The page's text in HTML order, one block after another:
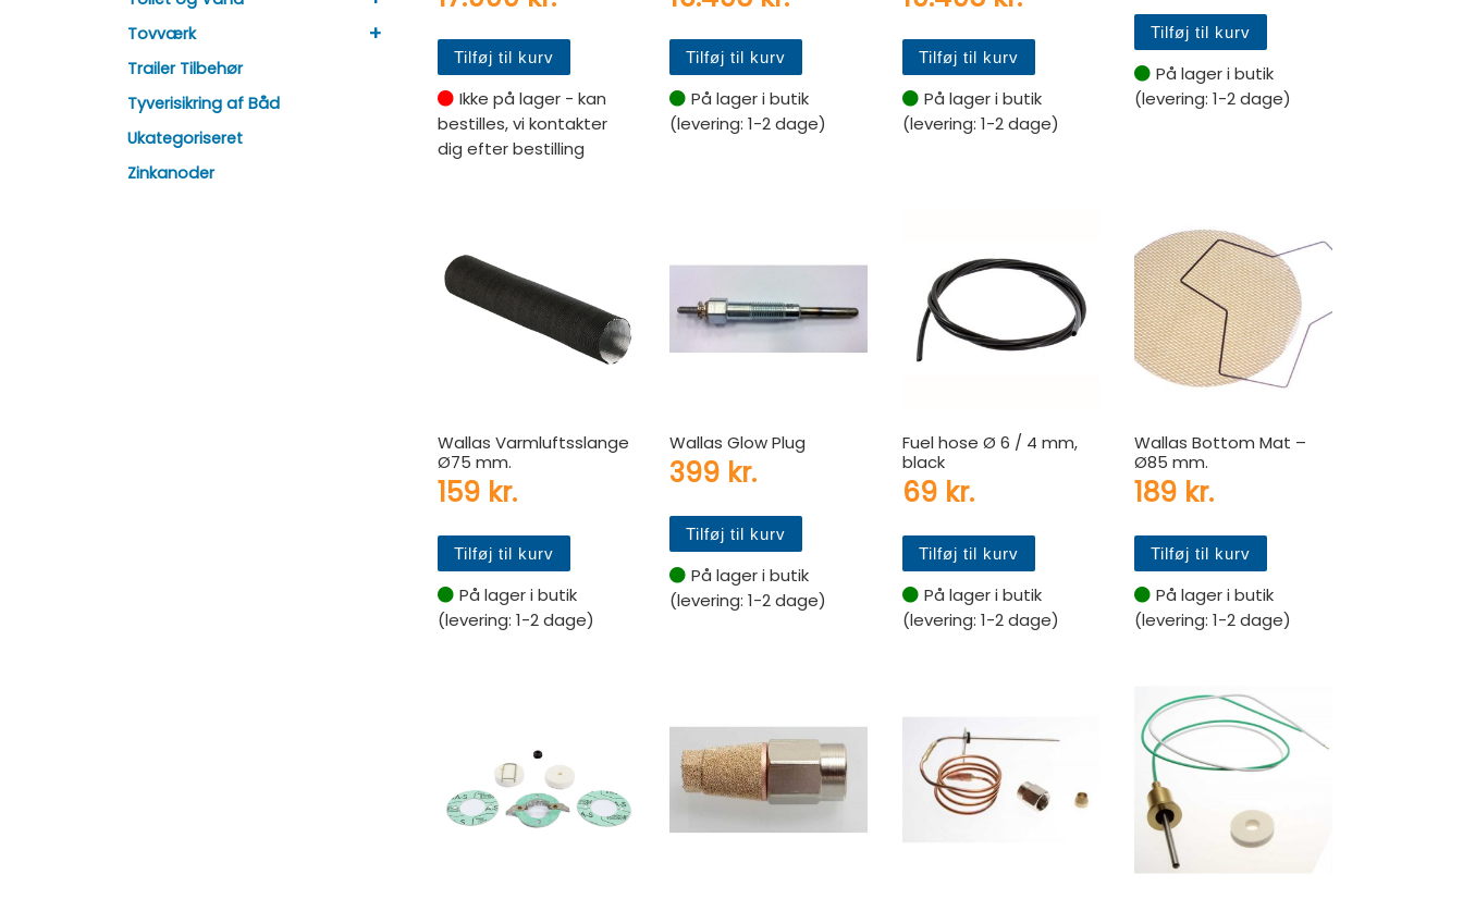
Tilføj til kurv
Ikke på lager - kan
bestilles, vi kontakter
dig efter bestilling
Tilføj til kurv
På lager i butik
(levering: 1-2 dage)
Tilføj til kurv
På lager i butik
(levering: 1-2 dage)
Tilføj til kurv
På lager i butik
(levering: 1-2 dage)
Wallas Varmluftsslange
Ø75 mm.
159 kr.
Tilføj til kurv
På lager i butik
(levering: 1-2 dage)
Wallas Glow Plug
399 kr.
Tilføj til kurv
På lager i butik
(levering: 1-2 dage)
Fuel hose Ø 6 / 4 mm,
black
69 kr.
Tilføj til kurv
På lager i butik
(levering: 1-2 dage)
Wallas Bottom Mat –
Ø85 mm.
189 kr.
Tilføj til kurv
På lager i butik
(levering: 1-2 dage)
Tovværk +
Trailer Tilbehør
Tyverisikring af Båd
Ukategoriseret
Zinkanoder